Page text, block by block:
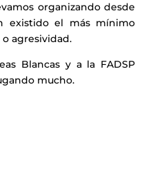
organizando desde
existido el más mínimo
agresividad.
Blancas y a la FADSP
mucho.